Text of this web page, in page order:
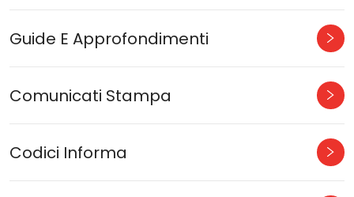
Guide E Approfondimenti
Comunicati Stampa
Codici Informa